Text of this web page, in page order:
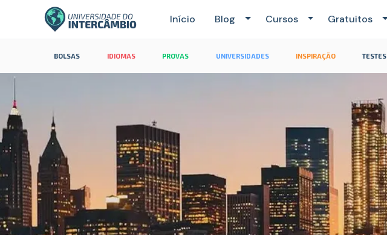
Início Blog Cursos Gratuitos
BOLSAS IDIOMAS PROVAS UNIVERSIDADES INSPIRAÇÃO TESTES